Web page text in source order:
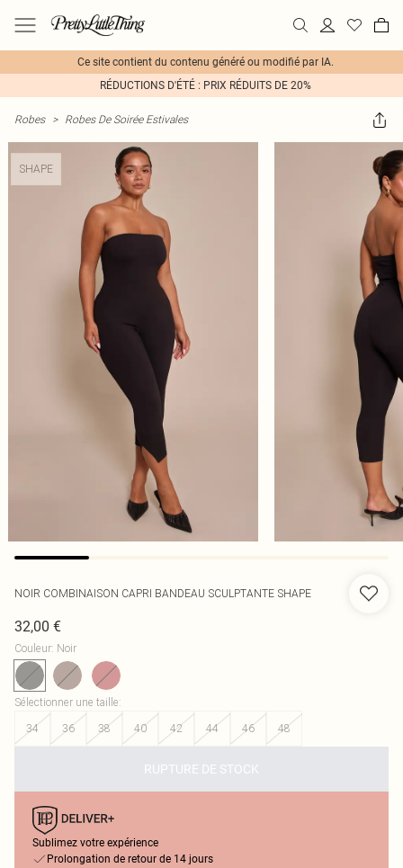
Ce site contient du contenu généré ou modifié par IA.
RÉDUCTIONS D'ÉTÉ : PRIX RÉDUITS DE 20%
Robes > Robes De Soirée Estivales
SHAPE
NOIR COMBINAISON CAPRI BANDEAU SCULPTANTE SHAPE
32,00 €
Couleur: Noir
Sélectionner une taille:
34
36 38 40 42 44 46 48
RUPTURE DE STOCK
Sublimez votre expérience
Prolongation de retour de 14 jours